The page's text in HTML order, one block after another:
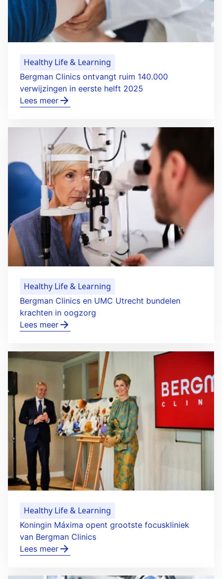
Healthy Life & Learning
Bergman Clinics ontvangt ruim 140.000
verwijzingen in eerste helft 2025
Lees meer
Healthy Life & Learning
Bergman Clinics en UMC Utrecht bundelen
krachten in oogzorg
Lees meer
Healthy Life & Learning
Koningin Máxima opent grootste focuskliniek
van Bergman Clinics
Lees meer